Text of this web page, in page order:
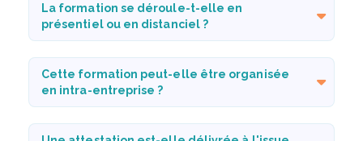
La formation se déroule-t-elle en
présentiel ou en distanciel ?
Cette formation peut-elle être organisée
en intra-entreprise ?